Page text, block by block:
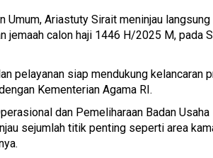
Umum, Ariastuty Sirait meninjau langsung
jemaah calon haji 1446 H/2025 M, pada
pelayanan siap mendukung kelancaran
Kementerian Agama RI.
dan Pemeliharaan Badan Usaha
sejumlah titik penting seperti area